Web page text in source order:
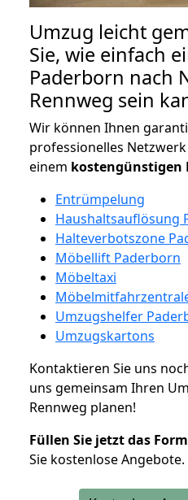
Umzug leicht
Sie, wie einfach
Paderborn nach
Rennweg sein
Wir können Ihnen
professionelles
einem kostengünstigen
Entrümpelung
Haushaltsauflösung
Halteverbotszone
Möbellift Paderborn
Möbeltaxi
Umzugshelfer
Umzugskartons
Kontaktieren Sie uns
uns gemeinsam Ihren
Rennweg planen!
Füllen Sie jetzt das
Sie kostenlose Angebote.